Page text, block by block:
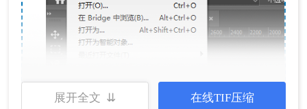
展开全文 ⇊ 在线TIF压缩